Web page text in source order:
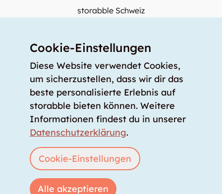
storabble Schweiz
Mehr über storabble
Medienbeiträge
Wie gross muss ein Lagerraum sein?
Was kostet ein Lagerraum?
Für Lageranbieter
Anmelden Lagerraum inserieren
Cookie-Einstellungen
Diese Website verwendet Cookies,
um sicherzustellen, dass wir dir das
beste personalisierte Erlebnis auf
storabble bieten können. Weitere
Informationen findest du in unserer
Datenschutzerklärung.
Cookie-Einstellungen
Alle akzeptieren